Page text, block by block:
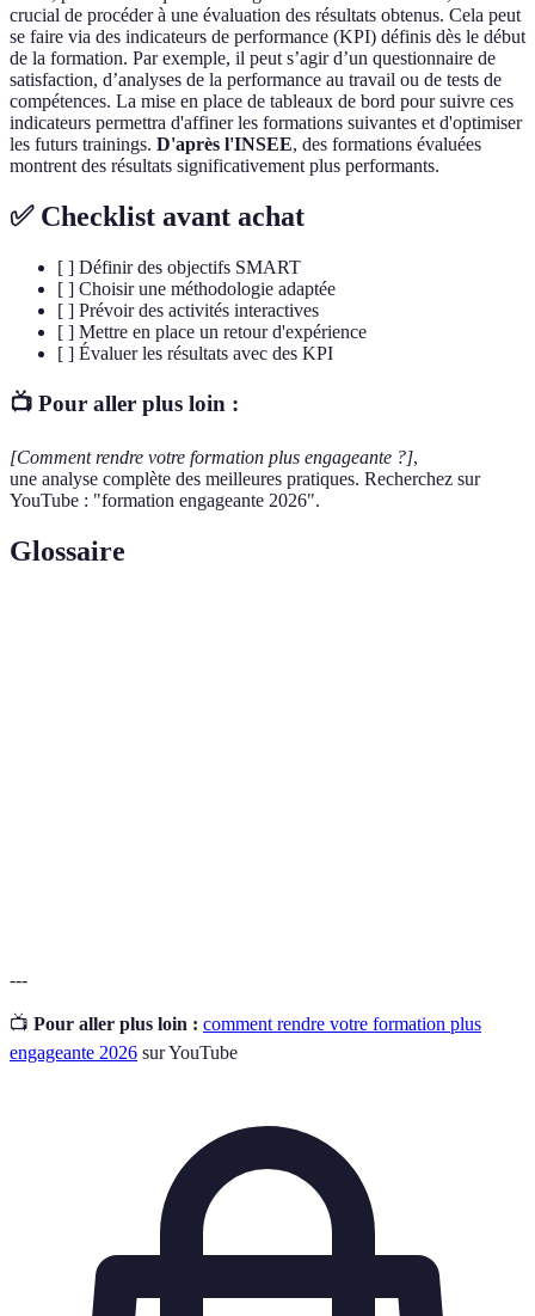
crucial de procéder à une évaluation des résultats obtenus. Cela peut
se faire via des indicateurs de performance (KPI) définis dès le début
de la formation. Par exemple, il peut s’agir d’un questionnaire de
satisfaction, d’analyses de la performance au travail ou de tests de
compétences. La mise en place de tableaux de bord pour suivre ces
indicateurs permettra d'affiner les formations suivantes et d'optimiser
les futurs trainings. D'après l'INSEE, des formations évaluées
montrent des résultats significativement plus performants.
✅ Checklist avant achat
[ ] Définir des objectifs SMART
[ ] Choisir une méthodologie adaptée
[ ] Prévoir des activités interactives
[ ] Mettre en place un retour d'expérience
[ ] Évaluer les résultats avec des KPI
📺 Pour aller plus loin :
[Comment rendre votre formation plus engageante ?],
une analyse complète des meilleures pratiques. Recherchez sur
YouTube : "formation engageante 2026".
Glossaire
---
📺 Pour aller plus loin : comment rendre votre formation plus
engageante 2026 sur YouTube